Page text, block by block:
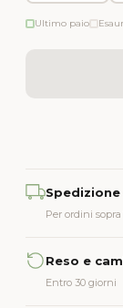
Ultimo paio
Per ordini
Reso e
Entro 30 giorni